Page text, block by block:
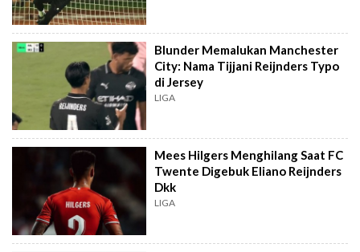
Blunder Memalukan Manchester
City: Nama Tijjani Reijnders Typo
di Jersey
LIGA
Mees Hilgers Menghilang Saat FC
Twente Digebuk Eliano Reijnders
Dkk
LIGA